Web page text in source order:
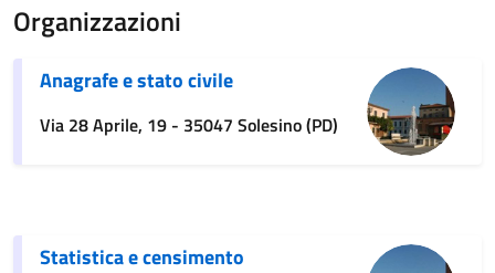
Organizzazioni
Anagrafe e stato civile
Via 28 Aprile, 19 - 35047 Solesino (PD)
Statistica e censimento